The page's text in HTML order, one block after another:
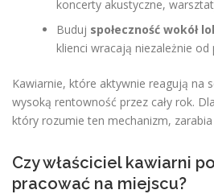
koncerty akustyczne,
Buduj społeczność wokół
klienci wracają niezależnie od
Kawiarnie, które aktywnie reagują na
wysoką rentowność przez cały rok.
który rozumie ten mechanizm,
Czy właściciel kawiarni
pracować na miejscu?